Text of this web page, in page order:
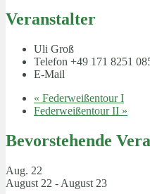
Veranstalter
Uli Groß
Telefon +49 171 8251
E-Mail
« Federweißentour I
Federweißentour II »
Bevorstehende
Aug. 22
August 22 - August 23